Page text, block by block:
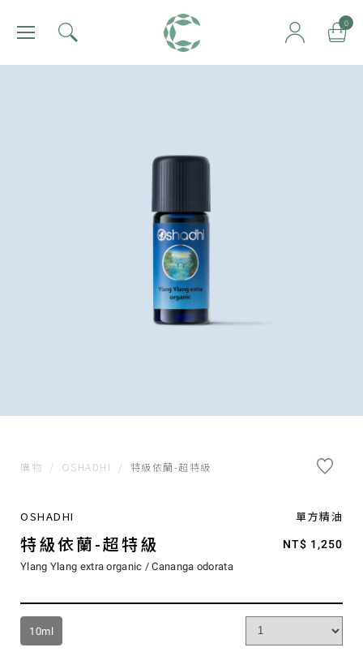
肯園 Canjune 0
購物 / OSHADHI / 特級依蘭-超特級
OSHADHI 單方精油
特級依蘭-超特級 NT$ 1,250
Ylang Ylang extra organic / Cananga odorata
10ml